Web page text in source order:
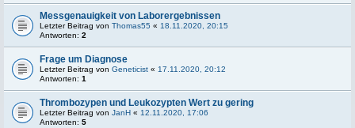
Messgenauigkeit von Laborergebnissen
Letzter Beitrag von Thomas55 « 18.11.2020, 20:15
Antworten: 2
Frage um Diagnose
Letzter Beitrag von Geneticist « 17.11.2020, 20:12
Antworten: 1
Thrombozypen und Leukozypten Wert zu gering
Letzter Beitrag von JanH « 12.11.2020, 17:06
Antworten: 5